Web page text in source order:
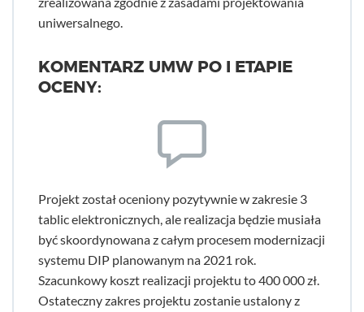
uniwersalnego.
KOMENTARZ UMW PO I ETAPIE
OCENY:
Projekt został oceniony pozytywnie w zakresie 3
tablic elektronicznych, ale realizacja będzie musiała
być skoordynowana z całym procesem modernizacji
systemu DIP planowanym na 2021 rok.
Szacunkowy koszt realizacji projektu to 400 000 zł.
Ostateczny zakres projektu zostanie ustalony z